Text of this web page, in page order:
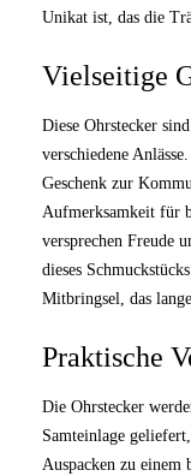
Unikat ist, das die
Vielseitige
Diese Ohrstecker
verschiedene
Geschenk zur
Aufmerksamkeit für
versprechen Freude
dieses
Mitbringsel, das
Praktische
Die Ohrstecker
Samteinlage
Auspacken zu einem